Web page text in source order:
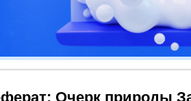
Очерк природы